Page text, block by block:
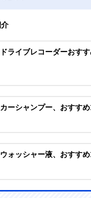
ドライブレコーダーおす
カーシャンプー、おすす
ウォッシャー液、おすす